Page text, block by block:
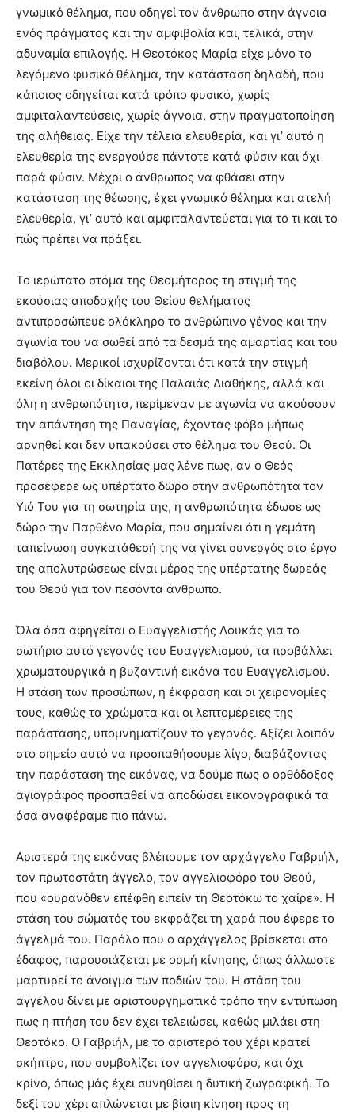
γνωμικό θέλημα, που οδηγεί τον άνθρωπο στην άγνοια
ενός πράγματος και την αμφιβολία και, τελικά, στην
αδυναμία επιλογής. Η Θεοτόκος Μαρία είχε μόνο το
λεγόμενο φυσικό θέλημα, την κατάσταση δηλαδή, που
κάποιος οδηγείται κατά τρόπο φυσικό, χωρίς
αμφιταλαντεύσεις, χωρίς άγνοια, στην πραγματοποίηση
της αλήθειας. Είχε την τέλεια ελευθερία, και γι’ αυτό η
ελευθερία της ενεργούσε πάντοτε κατά φύσιν και όχι
παρά φύσιν. Μέχρι ο άνθρωπος να φθάσει στην
κατάσταση της θέωσης, έχει γνωμικό θέλημα και ατελή
ελευθερία, γι’ αυτό και αμφιταλαντεύεται για το τι και το
πώς πρέπει να πράξει.
Το ιερώτατο στόμα της Θεομήτορος τη στιγμή της
εκούσιας αποδοχής του Θείου θελήματος
αντιπροσώπευε ολόκληρο το ανθρώπινο γένος και την
αγωνία του να σωθεί από τα δεσμά της αμαρτίας και του
διαβόλου. Μερικοί ισχυρίζονται ότι κατά την στιγμή
εκείνη όλοι οι δίκαιοι της Παλαιάς Διαθήκης, αλλά και
όλη η ανθρωπότητα, περίμεναν με αγωνία να ακούσουν
την απάντηση της Παναγίας, έχοντας φόβο μήπως
αρνηθεί και δεν υπακούσει στο θέλημα του Θεού. Οι
Πατέρες της Εκκλησίας μας λένε πως, αν ο Θεός
προσέφερε ως υπέρτατο δώρο στην ανθρωπότητα τον
Υιό Του για τη σωτηρία της, η ανθρωπότητα έδωσε ως
δώρο την Παρθένο Μαρία, που σημαίνει ότι η γεμάτη
ταπείνωση συγκατάθεσή της να γίνει συνεργός στο έργο
της απολυτρώσεως είναι μέρος της υπέρτατης δωρεάς
του Θεού για τον πεσόντα άνθρωπο.
Όλα όσα αφηγείται ο Ευαγγελιστής Λουκάς για το
σωτήριο αυτό γεγονός του Ευαγγελισμού, τα προβάλλει
χρωματουργικά η βυζαντινή εικόνα του Ευαγγελισμού.
Η στάση των προσώπων, η έκφραση και οι χειρονομίες
τους, καθώς τα χρώματα και οι λεπτομέρειες της
παράστασης, υπομνηματίζουν το γεγονός. Αξίζει λοιπόν
στο σημείο αυτό να προσπαθήσουμε λίγο, διαβάζοντας
την παράσταση της εικόνας, να δούμε πως ο ορθόδοξος
αγιογράφος προσπαθεί να αποδώσει εικονογραφικά τα
όσα αναφέραμε πιο πάνω.
Αριστερά της εικόνας βλέπουμε τον αρχάγγελο Γαβριήλ,
τον πρωτοστάτη άγγελο, τον αγγελιοφόρο του Θεού,
που «ουρανόθεν επέφθη ειπείν τη Θεοτόκω το χαίρε». Η
στάση του σώματός του εκφράζει τη χαρά που έφερε το
άγγελμά του. Παρόλο που ο αρχάγγελος βρίσκεται στο
έδαφος, παρουσιάζεται με ορμή κίνησης, όπως άλλωστε
μαρτυρεί το άνοιγμα των ποδιών του. Η στάση του
αγγέλου δίνει με αριστουργηματικό τρόπο την εντύπωση
πως η πτήση του δεν έχει τελειώσει, καθώς μιλάει στη
Θεοτόκο. Ο Γαβριήλ, με το αριστερό του χέρι κρατεί
σκήπτρο, που συμβολίζει τον αγγελιοφόρο, και όχι
κρίνο, όπως μάς έχει συνηθίσει η δυτική ζωγραφική. Το
δεξί του χέρι απλώνεται με βίαιη κίνηση προς τη